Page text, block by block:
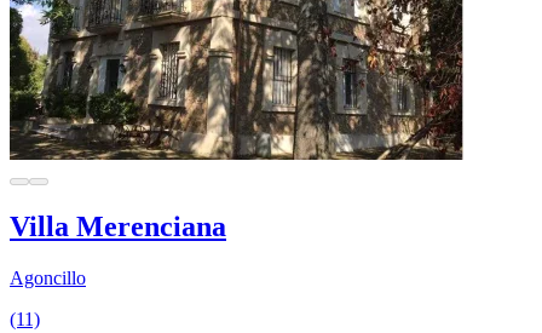
Villa Merenciana
Agoncillo
(11)